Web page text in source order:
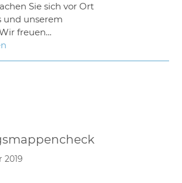
Sie sich vor Ort
und unserem
freuen…
2019